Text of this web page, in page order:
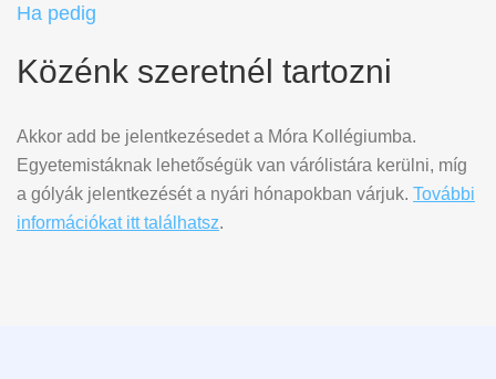
Ha pedig
Közénk szeretnél tartozni
Akkor add be jelentkezésedet a Móra Kollégiumba.
Egyetemistáknak lehetőségük van várólistára kerülni, míg
a gólyák jelentkezését a nyári hónapokban várjuk. További
információkat itt találhatsz.